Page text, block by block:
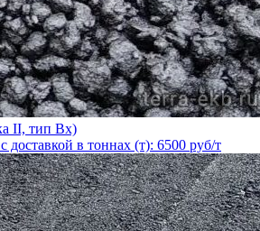
II, тип Вх)
в тоннах (т): 6500 руб/т